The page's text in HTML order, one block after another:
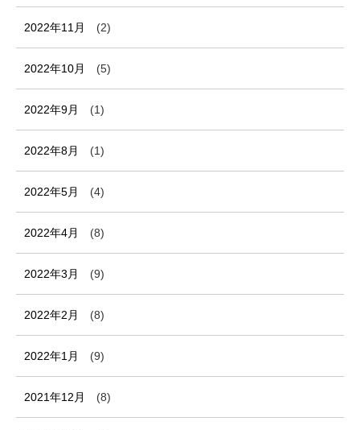
2022年11月 (2)
2022年10月 (5)
2022年9月 (1)
2022年8月 (1)
2022年5月 (4)
2022年4月 (8)
2022年3月 (9)
2022年2月 (8)
2022年1月 (9)
2021年12月 (8)